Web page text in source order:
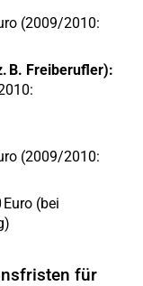
(2009/2010:
B. Freiberufler):
(2009/2010:
(bei
für